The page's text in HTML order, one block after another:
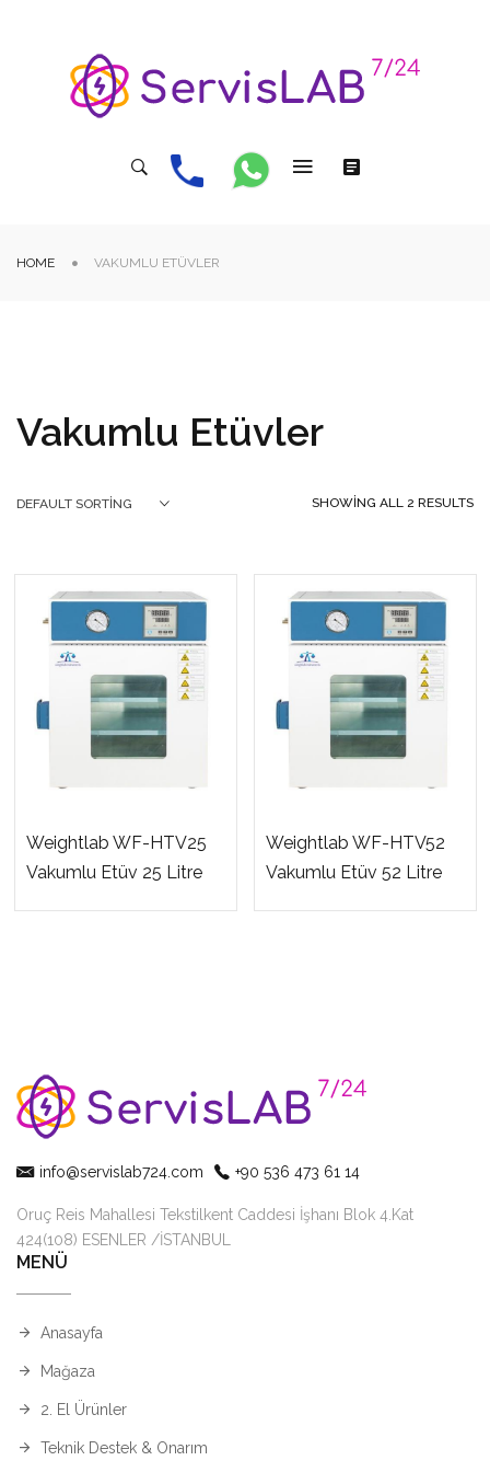
HOME VAKUMLU ETÜVLER
Vakumlu Etüvler
SHOWING ALL 2 RESULTS
DEFAULT SORTING
Weightlab WF-HTV25
Vakumlu Etüv 25 Litre
Weightlab WF-HTV52
Vakumlu Etüv 52 Litre
info@servislab724.com +90 536 473 61 14
Oruç Reis Mahallesi Tekstilkent Caddesi İşhanı Blok 4.Kat
424(108) ESENLER /İSTANBUL
MENÜ
Anasayfa
Mağaza
2. El Ürünler
Teknik Destek & Onarım